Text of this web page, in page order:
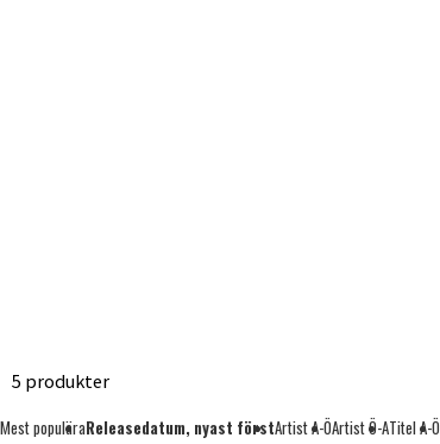
5 produkter
Mest populäraReleasedatum, nyast förstArtist A-ÖArtist Ö-ATitel A-Ö